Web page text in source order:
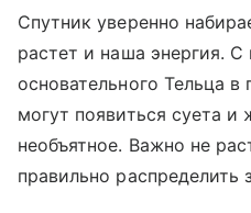
Спутник уверенно
растет и наша энергия.
основательного Тельца
могут появиться суета и
необъятное. Важно не
правильно распределить